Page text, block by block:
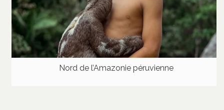
Nord de l’Amazonie péruvienne